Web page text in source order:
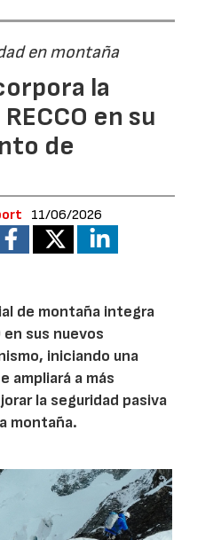
en montaña
la
en su
de
11/06/2026
de montaña integra
sus nuevos
iniciando una
ampliará a más
la seguridad pasiva
montaña.